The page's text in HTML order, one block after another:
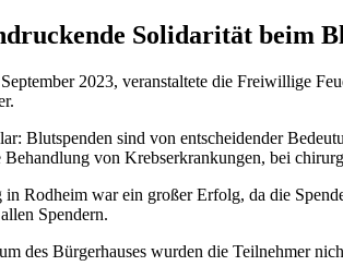
Solidarität beim
2023, veranstaltete die Freiwillige
Blutspenden sind von entscheidender
von Krebserkrankungen, bei
in Rodheim war ein großer Erfolg, da die
Spendern.
des Bürgerhauses wurden die Teilnehmer